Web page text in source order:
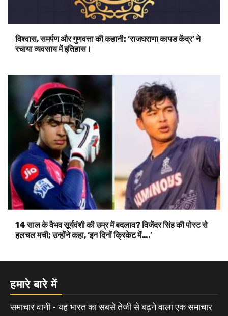
विश्वास, समर्पण और गुणवत्ता की कहानी: ‘राजघराणा कापड केंद्र’ ने
रचाया व्यवसाय में इतिहास।
14 साल के वैभव सूर्यवंशी की उम्र में बदलाव? विजेंदर सिंह की पोस्ट से
हलचल मची; उन्होंने कहा, ‘इन दिनों क्रिकेट में….’
हमारे बारे में
समाचार वानी - यह भारत का सबसे तेजी से बढ़ने वाला एक समाचार